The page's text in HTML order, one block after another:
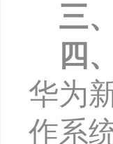
三
四
华为
作系